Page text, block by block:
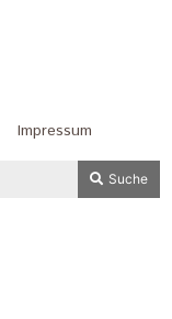
Impressum
Suche